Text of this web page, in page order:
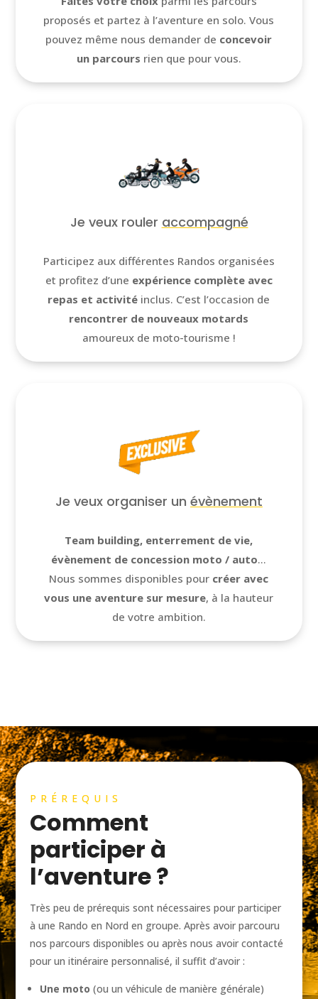
proposés et partez à l’aventure en solo. Vous
pouvez même nous demander de concevoir
un parcours rien que pour vous.
Je veux rouler accompagné
Participez aux différentes Randos organisées
et profitez d’une expérience complète avec
repas et activité inclus. C’est l’occasion de
rencontrer de nouveaux motards
amoureux de moto-tourisme !
Je veux organiser un évènement
Team building, enterrement de vie,
évènement de concession moto / auto…
Nous sommes disponibles pour créer avec
vous une aventure sur mesure, à la hauteur
de votre ambition.
PRÉREQUIS
Comment
participer à
l’aventure ?
Très peu de prérequis sont nécessaires pour participer
à une Rando en Nord en groupe. Après avoir parcouru
nos parcours disponibles ou après nous avoir contacté
pour un itinéraire personnalisé, il suffit d’avoir :
Une moto (ou un véhicule de manière générale)